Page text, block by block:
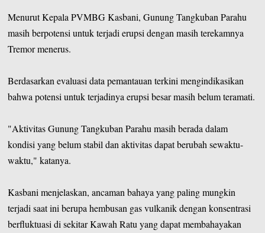
Menurut Kepala PVMBG Kasbani, Gunung Tangkuban Parahu
masih berpotensi untuk terjadi erupsi dengan masih terekamnya
Tremor menerus.
Berdasarkan evaluasi data pemantauan terkini mengindikasikan
bahwa potensi untuk terjadinya erupsi besar masih belum teramati.
"Aktivitas Gunung Tangkuban Parahu masih berada dalam
kondisi yang belum stabil dan aktivitas dapat berubah sewaktu-
waktu," katanya.
Kasbani menjelaskan, ancaman bahaya yang paling mungkin
terjadi saat ini berupa hembusan gas vulkanik dengan konsentrasi
berfluktuasi di sekitar Kawah Ratu yang dapat membahayakan